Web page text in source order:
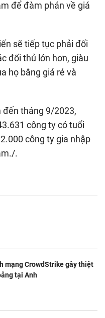
để đàm phán về giá
sẽ tiếp tục phải đối
đối thủ lớn hơn, giàu
họ bằng giá rẻ và
đến tháng 9/2023,
công ty có tuổi
công ty gia nhập
.
mạng CrowdStrike gây thiệt
tại Anh